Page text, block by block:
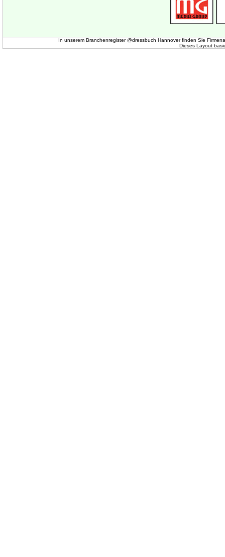
In unserem Branchenregister @dressbuch Hannover finden Sie
Dieses Layout